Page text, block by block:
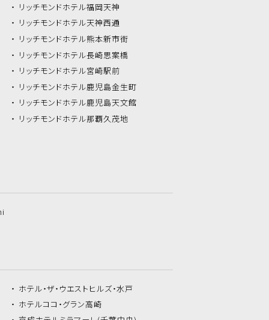
リッチモンドホテル福岡天神
リッチモンドホテル天神西通
リッチモンドホテル熊本新市街
リッチモンドホテル長崎思案橋
リッチモンドホテル宮崎駅前
リッチモンドホテル鹿児島金生町
リッチモンドホテル鹿児島天文館
リッチモンドホテル那覇久茂地
ホテル・ザ・ ウエストヒルズ・水戸
ホテルココ・グラン高崎